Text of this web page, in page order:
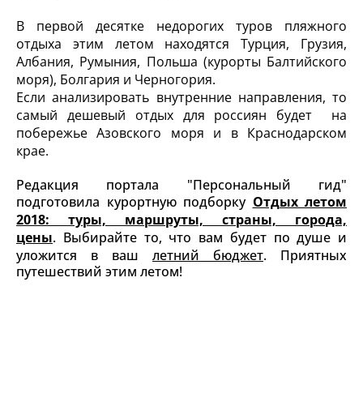
В первой десятке недорогих туров пляжного
отдыха этим летом находятся Турция, Грузия,
Албания, Румыния, Польша (курорты Балтийского
моря), Болгария и Черногория.
Если анализировать внутренние направления, то
самый дешевый отдых для россиян будет на
побережье Азовского моря и в Краснодарском
крае.
Редакция портала "Персональный гид"
подготовила курортную подборку Отдых летом
2018: туры, маршруты, страны, города,
цены. Выбирайте то, что вам будет по душе и
уложится в ваш летний бюджет. Приятных
путешествий этим летом!